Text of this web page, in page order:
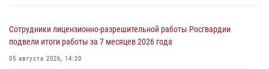
Сотрудники лицензионно-разрешительной работы Росгвардии
подвели итоги работы за 7 месяцев 2026 года
05 августа 2026, 14:20